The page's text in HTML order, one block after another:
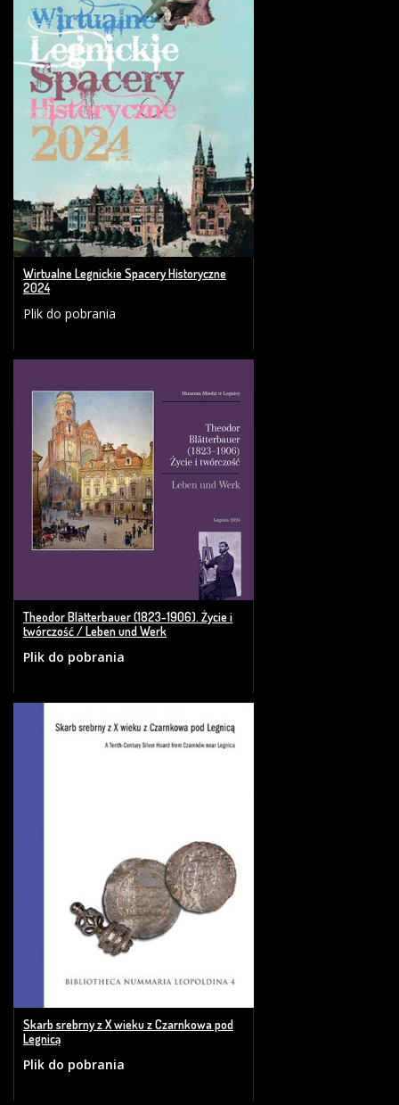
Wirtualne Legnickie Spacery Historyczne
2024
Plik do pobrania
Theodor Blätterbauer (1823-1906). Życie i
twórczość / Leben und Werk
Plik do pobrania
Skarb srebrny z X wieku z Czarnkowa pod
Legnicą
Plik do pobrania